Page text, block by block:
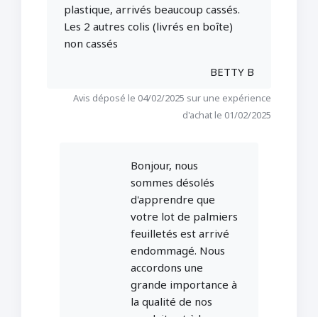
plastique, arrivés beaucoup cassés.
Les 2 autres colis (livrés en boîte)
non cassés
BETTY B
Avis déposé le 04/02/2025 sur une expérience
d'achat le 01/02/2025
Bonjour, nous
sommes désolés
d'apprendre que
votre lot de palmiers
feuilletés est arrivé
endommagé. Nous
accordons une
grande importance à
la qualité de nos